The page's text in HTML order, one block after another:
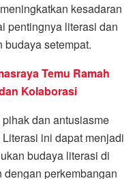
kesadaran
pentingnya literasi dan
budaya setempat.
Temu Ramah
Kolaborasi
dan antusiasme
ini dapat menjadi
budaya literasi di
perkembangan